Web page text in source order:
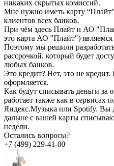
никаких скрытых комиссий.
Мне нужно иметь карту
клиентов всех банков.
При чём здесь Плайт и АО
это карта АО "Плайт") являемся
Поэтому мы решили
рассрочкой, который будет
любых банков.
Это кредит? Нет, это не
оформляется.
Как будут списывать деньги за
работает также как в сервисах
Яндекс.Музыка или Spotify. Вы
дальше с вашей карты
недели.
Остались вопросы?
+7 (499) 229-41-00